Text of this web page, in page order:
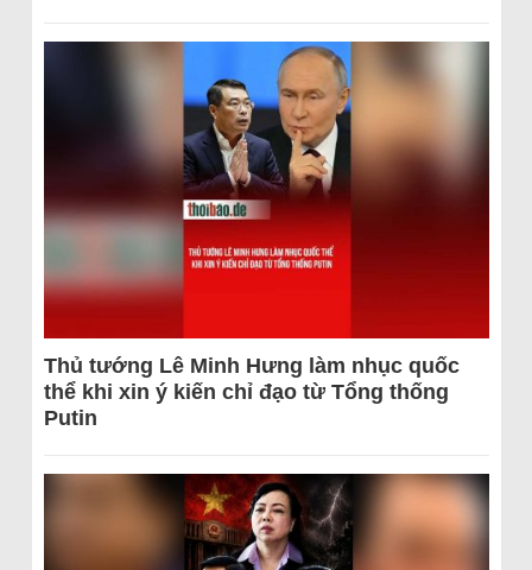
Thủ tướng Lê Minh Hưng làm nhục quốc
thể khi xin ý kiến chỉ đạo từ Tổng thống
Putin